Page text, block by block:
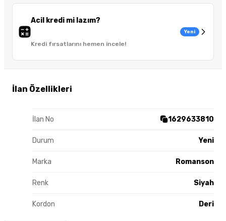
Acil kredi mi lazım?
Kredi fırsatlarını hemen incele!
Yeni
İlan Özellikleri
İlan No 1629633810
Durum Yeni
Marka Romanson
Renk Siyah
Kordon Deri